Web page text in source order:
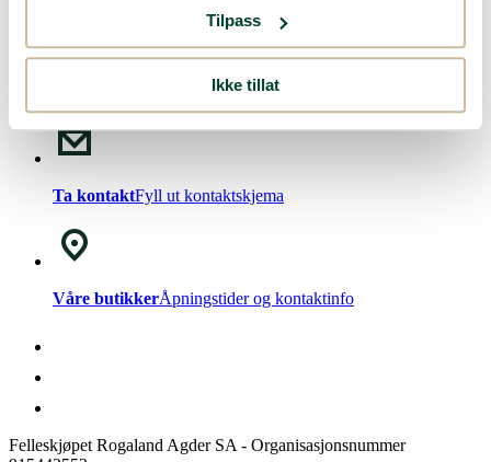
Tilpass
Ikke tillat
Mandag - Fredag kl. 08-15
Ta kontaktFyll ut kontaktskjema
Våre butikkerÅpningstider og kontaktinfo
Felleskjøpet Rogaland Agder SA - Organisasjonsnummer